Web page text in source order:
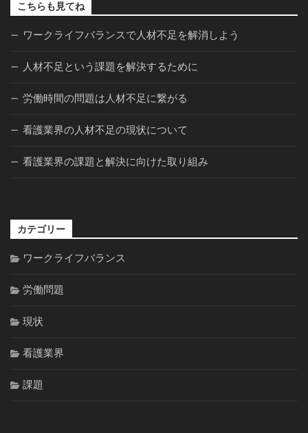
こちらも見てね
ワークライフバランスで人材不足を解消しよう
人材不足という課題を解決するために
労働時間の問題は人材不足に繋がる
看護業界の人材不足の現状について
看護業界の課題と解決に向けた取り組み
カテゴリー
ワークライフバランス
労働問題
現状
看護業界
課題